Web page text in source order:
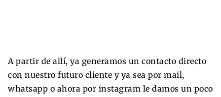
A partir de allí, ya generamos un contacto directo
con nuestro futuro cliente y ya sea por mail,
whatsapp o ahora por instagram le damos un poco